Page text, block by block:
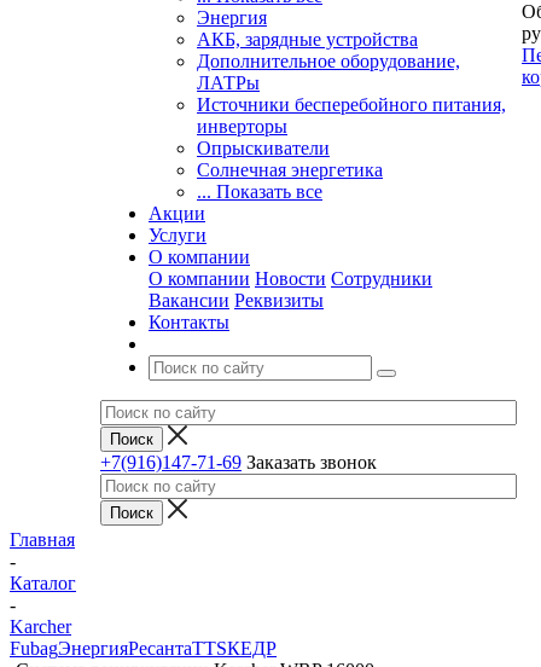
Энергия
АКБ, зарядные устройства
Дополнительное оборудование,
ЛАТРы
Источники бесперебойного питания,
инверторы
Опрыскиватели
Солнечная энергетика
... Показать все
Акции
Услуги
О компании
О компании Новости Сотрудники
Вакансии Реквизиты
Контакты
+7(916)147-71-69 Заказать звонок
Главная
-
Каталог
-
Karcher
FubagЭнергияРесантаTTSКЕДР